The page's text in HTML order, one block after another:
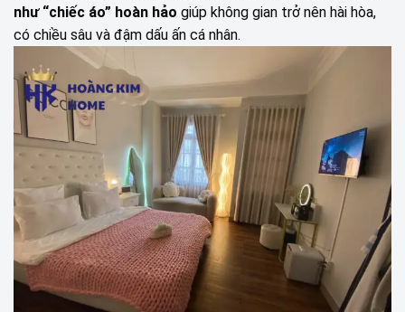
như “chiếc áo” hoàn hảo giúp không gian trở nên hài hòa,
có chiều sâu và đậm dấu ấn cá nhân.